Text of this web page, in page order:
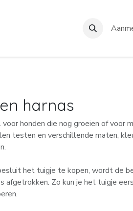
harnas
voor honden die nog groeien of voor
testen en verschillende maten,
het tuigje te kopen, wordt de
afgetrokken. Zo kun je het tuigje